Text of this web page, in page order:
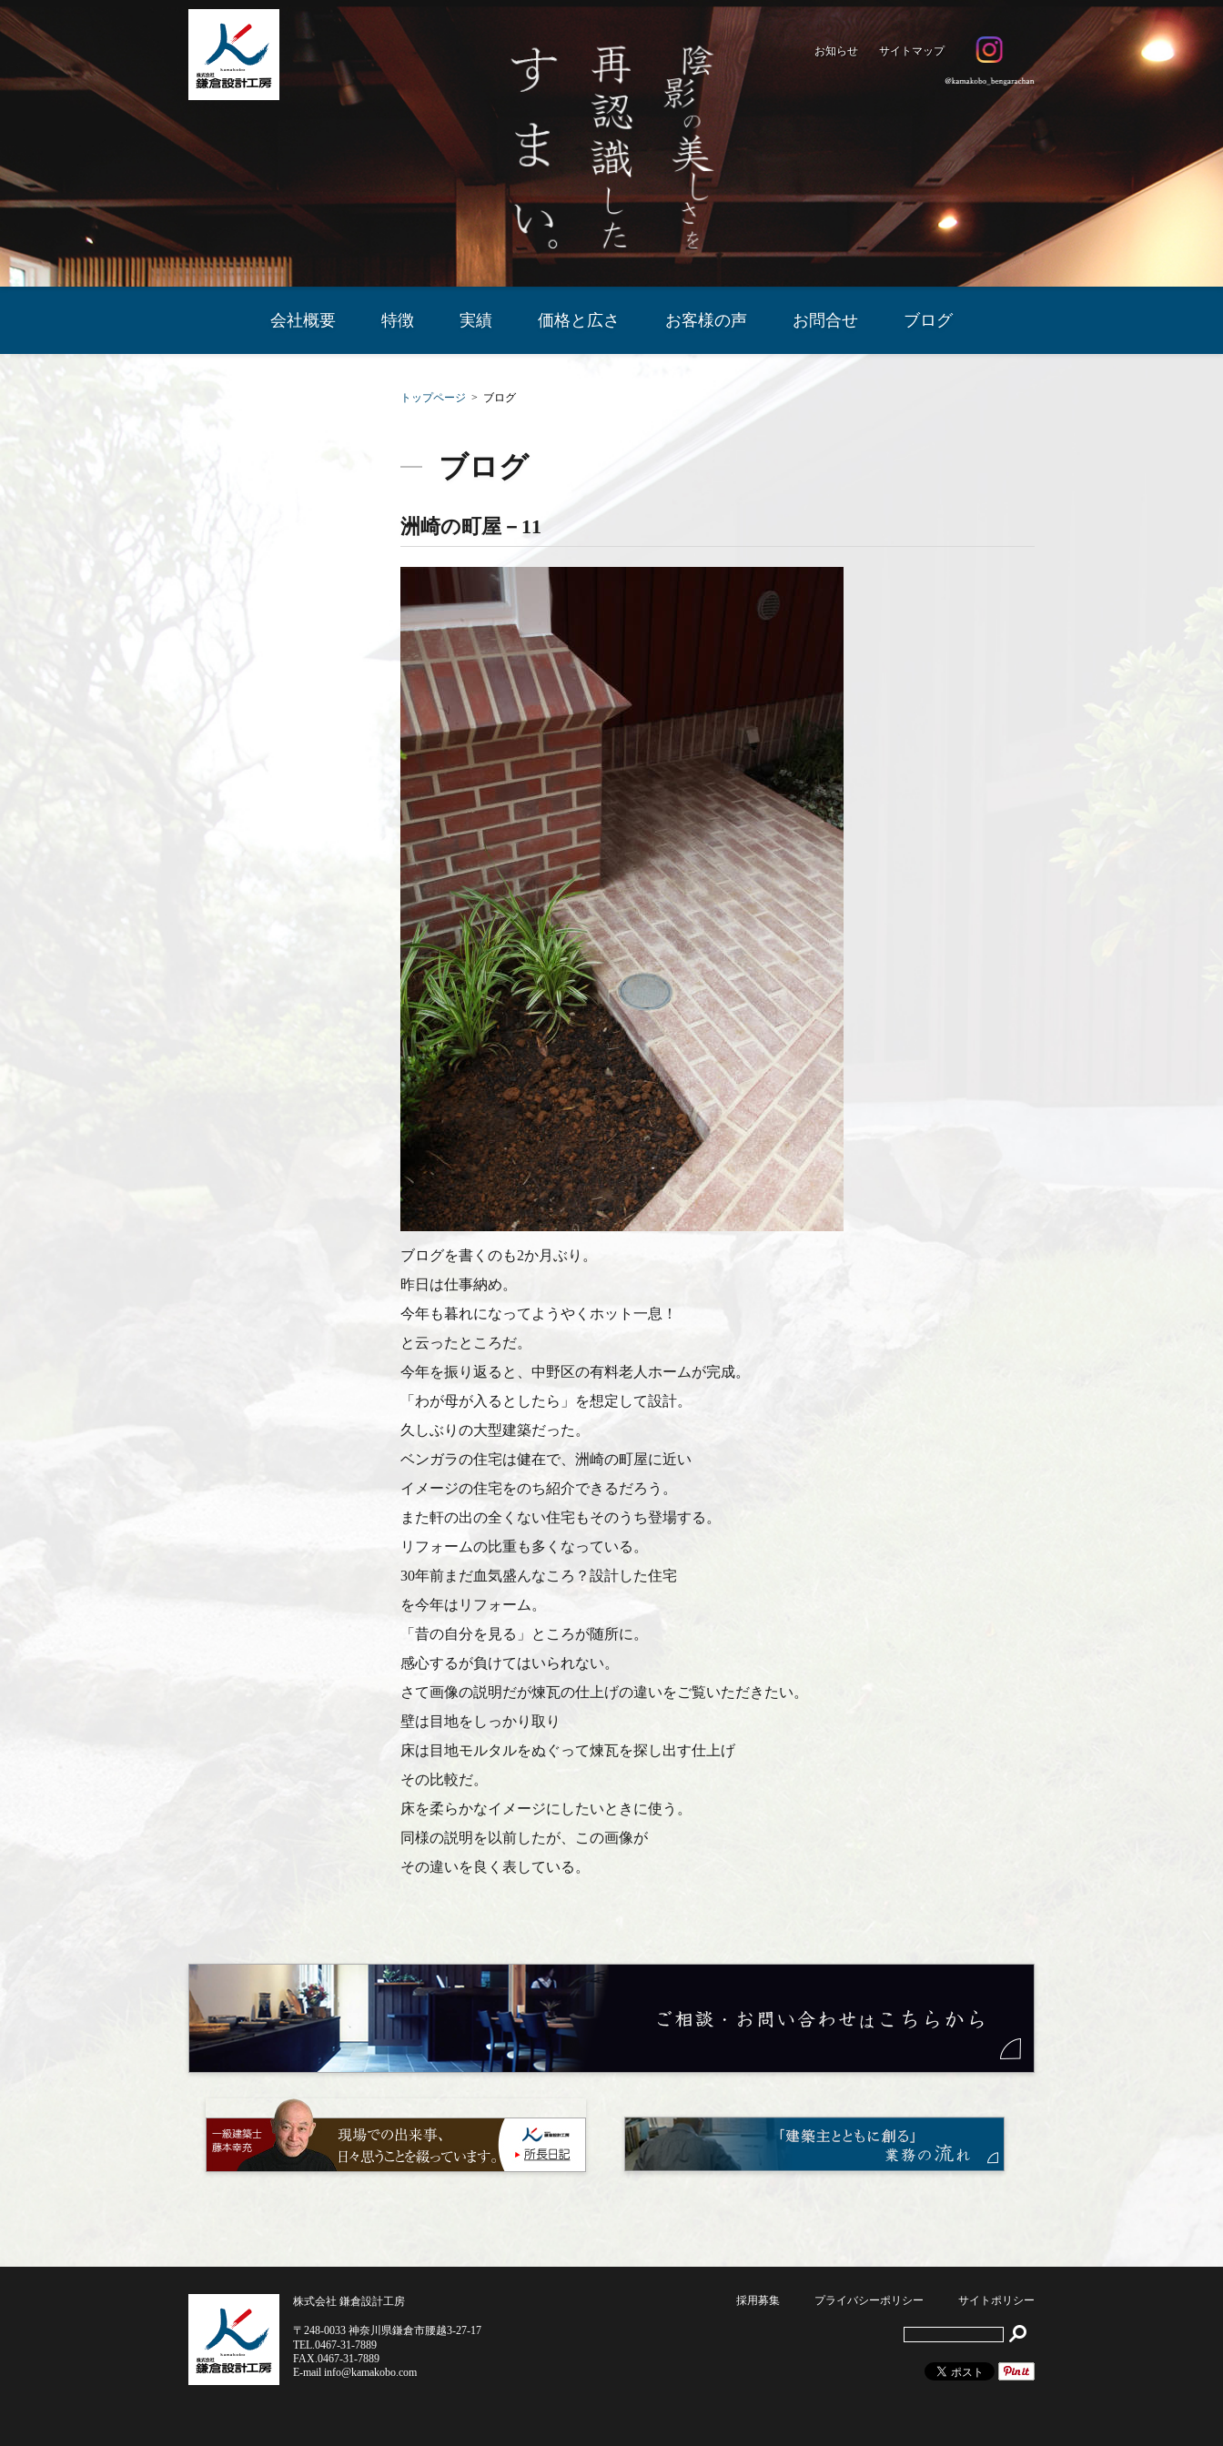
お知らせ サイトマップ
会社概要 特徴 実績 価格と広さ お客様の声 お問合せ ブログ
トップページ ブログ
ブログ
洲崎の町屋－11
ブログを書くのも2か月ぶり。
昨日は仕事納め。
今年も暮れになってようやくホット一息！
と云ったところだ。
今年を振り返ると、中野区の有料老人ホームが完成。
「わが母が入るとしたら」を想定して設計。
久しぶりの大型建築だった。
ベンガラの住宅は健在で、洲崎の町屋に近い
イメージの住宅をのち紹介できるだろう。
また軒の出の全くない住宅もそのうち登場する。
リフォームの比重も多くなっている。
30年前まだ血気盛んなころ？設計した住宅
を今年はリフォーム。
「昔の自分を見る」ところが随所に。
感心するが負けてはいられない。
さて画像の説明だが煉瓦の仕上げの違いをご覧いただきたい。
壁は目地をしっかり取り
床は目地モルタルをぬぐって煉瓦を探し出す仕上げ
その比較だ。
床を柔らかなイメージにしたいときに使う。
同様の説明を以前したが、この画像が
その違いを良く表している。
株式会社 鎌倉設計工房
〒248-0033 神奈川県鎌倉市腰越3-27-17
TEL.0467-31-7889
FAX.0467-31-7889
E-mail info@kamakobo.com
採用募集 プライバシーポリシー サイトポリシー